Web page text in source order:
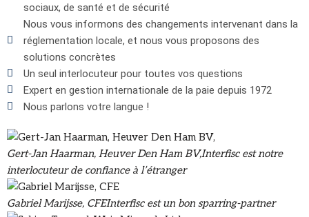
sociaux, de santé et de sécurité
Nous vous informons des changements intervenant dans la
réglementation locale, et nous vous proposons des
solutions concrètes
Un seul interlocuteur pour toutes vos questions
Expert en gestion internationale de la paie depuis 1972
Nous parlons votre langue !
Gert-Jan Haarman, Heuver Den Ham BV,Interfisc est notre
interlocuteur de confiance à l’étranger
Gabriel Marijsse, CFEInterfisc est un bon sparring-partner